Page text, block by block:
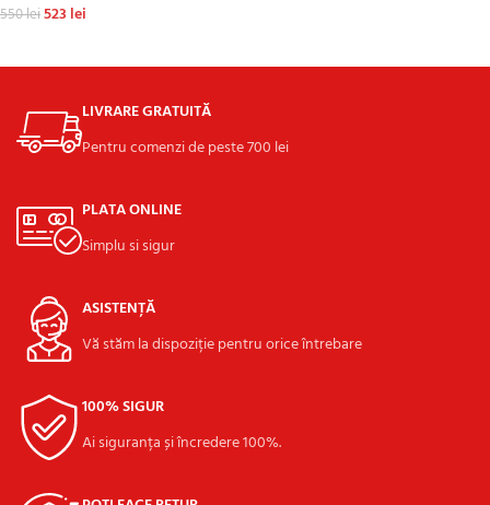
550lei523 lei
LIVRARE GRATUITĂ
Pentru comenzi de peste 700 lei
PLATA ONLINE
Simplu si sigur
ASISTENȚĂ
Vă stăm la dispoziție pentru orice întrebare
100% SIGUR
Ai siguranța și încredere 100%.